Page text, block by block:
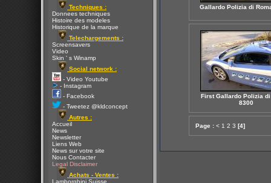
Techniques :
Donnees techniques
Histoire des modeles
Historique de la marque
Telechargements :
Screensavers
Video
Skin ' s Winamp
Social network :
- Video Youtube
- Instagram
- Facebook
- Tweetez @kldconcept
Autres :
Accueil
News
Newsletter
Liens Web
News sur votre site
Nous Contacter
Legal Disclaimer
Achats - Ventes :
Lamborghini Suisse
Gallardo Polizia di
First Gallardo Polizia di
8300
Page : < 1 2 3 [4]